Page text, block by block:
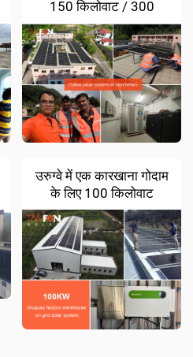
150 किलोवाट / 300
किलोवाट-घंटा सौर ऊर्जा
प्रणाली
उरुग्वे में एक कारखाना गोदाम
के लिए 100 किलोवाट
औद्योगिक सौर ऊर्जा प्रणाली